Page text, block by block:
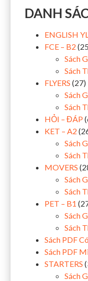
DANH
ENGLISH
FCE – B2
Sách
Sách
FLYERS (27)
Sách
Sách
HỎI – ĐÁP
KET – A2
Sách
Sách
MOVERS
Sách
Sách
PET – B1
Sách
Sách
Sách PDF
Sách PDF
STARTERS
Sách